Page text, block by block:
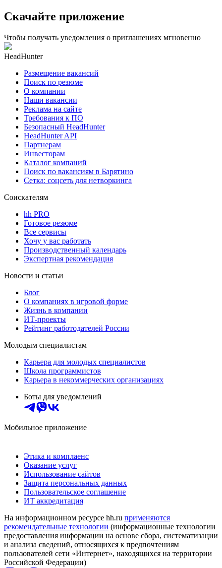
Скачайте приложение
Чтобы получать уведомления о приглашениях мгновенно
HeadHunter
Размещение вакансий
Поиск по резюме
О компании
Наши вакансии
Реклама на сайте
Требования к ПО
Безопасный HeadHunter
HeadHunter API
Партнерам
Инвесторам
Каталог компаний
Поиск по вакансиям в Барятино
Сетка: соцсеть для нетворкинга
Соискателям
hh PRO
Готовое резюме
Все сервисы
Хочу у вас работать
Производственный календарь
Экспертная рекомендация
Новости и статьи
Блог
О компаниях в игровой форме
Жизнь в компании
ИТ-проекты
Рейтинг работодателей России
Молодым специалистам
Карьера для молодых специалистов
Школа программистов
Карьера в некоммерческих организациях
Боты для уведомлений
Мобильное приложение
Этика и комплаенс
Оказание услуг
Использование сайтов
Защита персональных данных
Пользовательское соглашение
ИТ аккредитация
На информационном ресурсе hh.ru применяются
рекомендательные технологии (информационные технологии
предоставления информации на основе сбора, систематизации
и анализа сведений, относящихся к предпочтениям
пользователей сети «Интернет», находящихся на территории
Российской Федерации)